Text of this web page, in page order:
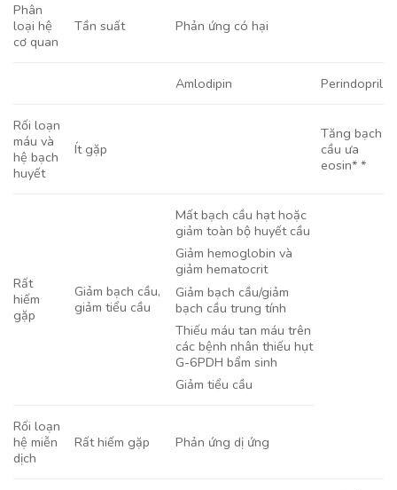
Phân
loại hệ
cơ quan
Tần suất Phản ứng có hại
Amlodipin Perindopril
Rối loạn
máu và
hệ bạch
huyết
Ít gặp
Tăng bạch
cầu ưa
eosin* *
Rất
hiếm
gặp
Giảm bạch cầu,
giảm tiểu cầu
Mất bạch cầu hạt hoặc
giảm toàn bộ huyết cầu
Giảm hemoglobin và
giảm hematocrit
Giảm bạch cầu/giảm
bạch cầu trung tính
Thiếu máu tan máu trên
các bệnh nhân thiếu hụt
G-6PDH bẩm sinh
Giảm tiểu cầu
Rối loạn
hệ miễn
dịch
Rất hiếm gặp Phản ứng dị ứng